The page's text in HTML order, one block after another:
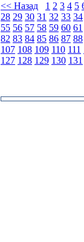
<< Назад
1 2 3 4 5
28 29 30 31 32 33 34
55 56 57 58 59 60 61
82 83 84 85 86 87 88
107 108 109 110 111
127 128 129 130 131